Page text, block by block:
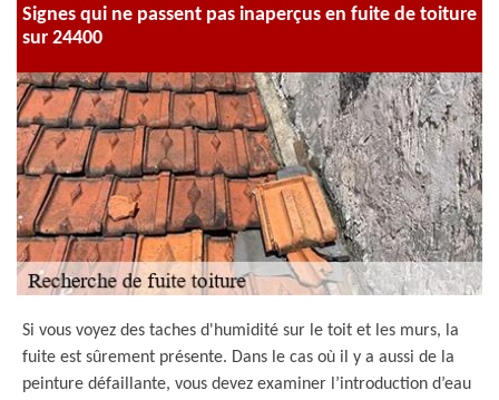
Signes qui ne passent pas inaperçus en fuite de toiture
sur 24400
Si vous voyez des taches d'humidité sur le toit et les murs, la
fuite est sûrement présente. Dans le cas où il y a aussi de la
peinture défaillante, vous devez examiner l’introduction d’eau